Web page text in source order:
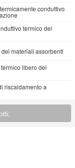
conduttivo
termico del
materiali assorbenti
libero del
riscaldamento a